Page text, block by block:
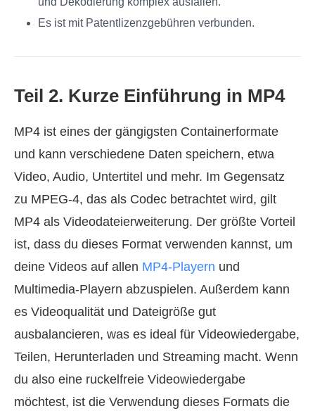
Es ist mit Patentlizenzgebühren verbunden.
Teil 2. Kurze Einführung in MP4
MP4 ist eines der gängigsten Containerformate
und kann verschiedene Daten speichern, etwa
Video, Audio, Untertitel und mehr. Im Gegensatz
zu MPEG-4, das als Codec betrachtet wird, gilt
MP4 als Videodateierweiterung. Der größte Vorteil
ist, dass du dieses Format verwenden kannst, um
deine Videos auf allen MP4-Playern und
Multimedia-Playern abzuspielen. Außerdem kann
es Videoqualität und Dateigröße gut
ausbalancieren, was es ideal für Videowiedergabe,
Teilen, Herunterladen und Streaming macht. Wenn
du also eine ruckelfreie Videowiedergabe
möchtest, ist die Verwendung dieses Formats die